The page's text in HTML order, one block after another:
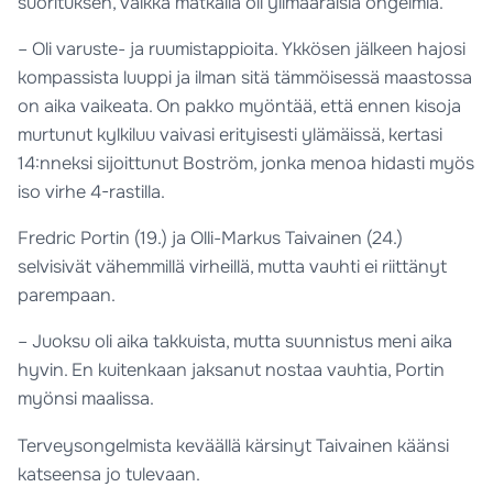
– Oli varuste- ja ruumistappioita. Ykkösen jälkeen hajosi
kompassista luuppi ja ilman sitä tämmöisessä maastossa
on aika vaikeata. On pakko myöntää, että ennen kisoja
murtunut kylkiluu vaivasi erityisesti ylämäissä, kertasi
14:nneksi sijoittunut Boström, jonka menoa hidasti myös
iso virhe 4-rastilla.
Fredric Portin (19.) ja Olli-Markus Taivainen (24.)
selvisivät vähemmillä virheillä, mutta vauhti ei riittänyt
parempaan.
– Juoksu oli aika takkuista, mutta suunnistus meni aika
hyvin. En kuitenkaan jaksanut nostaa vauhtia, Portin
myönsi maalissa.
Terveysongelmista keväällä kärsinyt Taivainen käänsi
katseensa jo tulevaan.